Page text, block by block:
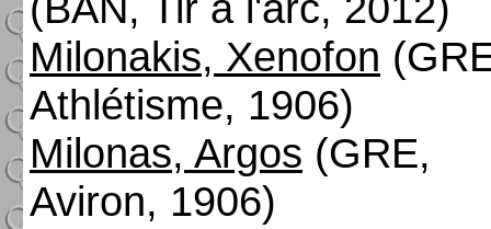
Milonakis, Xenofon
Athlétisme, 1906)
Milonas, Argos (GRE,
Aviron, 1906)